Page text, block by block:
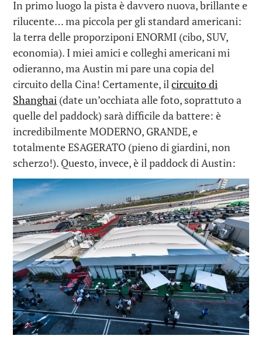
In primo luogo la pista è davvero nuova, brillante e
rilucente… ma piccola per gli standard americani:
la terra delle proporziponi ENORMI (cibo, SUV,
economia). I miei amici e colleghi americani mi
odieranno, ma Austin mi pare una copia del
circuito della Cina! Certamente, ilcircuito di
Shanghai (date un’occhiata alle foto, soprattuto a
quelle del paddock) sarà difficile da battere: è
incredibilmente MODERNO, GRANDE, e
totalmente ESAGERATO (pieno di giardini, non
scherzo!). Questo, invece, è il paddock di Austin: